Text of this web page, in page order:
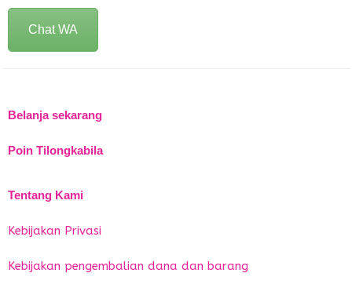
Chat WA
Belanja sekarang
Poin Tilongkabila
Tentang Kami
Kebijakan Privasi
Kebijakan pengembalian dana dan barang